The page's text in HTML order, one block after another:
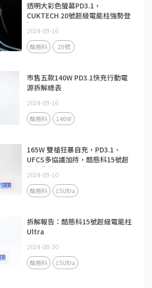
透明大彩色螢幕PD3.1，
CUKTECH 20號超級電能柱強勢登
場
2024-09-16
酷態科 20號
市售五款140W PD3.1快充行動電
源拆解總表
2024-09-16
酷態科 140W
165W 雙槍狂暴自充，PD3.1、
UFCS多協議加持，酷態科15號超
級電能柱Ultra評測
2024-09-10
酷態科 15Ultra
拆解報告：酷態科15號超級電能柱
Ultra
2024-08-30
酷態科 15Ultra